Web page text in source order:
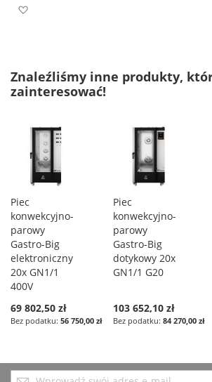
Znaleźliśmy inne produkty,
zainteresować!
Piec
konwekcyjno-
parowy
Gastro-Big
elektroniczny
20x GN1/1
400V
69 802,50 zł
56 750,00 zł
Piec
konwekcyjno-
parowy
Gastro-Big
dotykowy 20x
GN1/1 G20
103 652,10 zł
84 270,00 zł
Subskrybuj